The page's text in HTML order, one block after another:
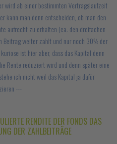
wird ab einer bestimmten Vertragslaufzeit
kann man denn entscheiden, ob man den
aufrecht zu erhalten (ca. den dreifachen
Beitrag weiter zahlt und nur noch 30% der
ist hier aber, dass das Kapital denn
Rente reduziert wird und denn später eine
ich nicht weil das Kapital ja dafür
---
RENDITE DER FONDS DAS
DER ZAHLBEITRÄGE